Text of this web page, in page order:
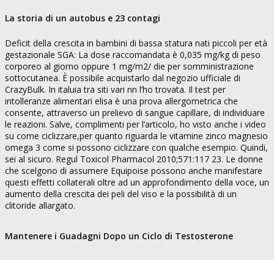
La storia di un autobus e 23 contagi
Deficit della crescita in bambini di bassa statura nati piccoli per età
gestazionale SGA: La dose raccomandata è 0,035 mg/kg di peso
corporeo al giorno oppure 1 mg/m2/ die per somministrazione
sottocutanea. È possibile acquistarlo dal negozio ufficiale di
CrazyBulk. In italuia tra siti vari nn l’ho trovata. Il test per
intolleranze alimentari elisa è una prova allergometrica che
consente, attraverso un prelievo di sangue capillare, di individuare
le reazioni. Salve, complimenti per l’articolo, ho visto anche i video
su come ciclizzare,per quanto riguarda le vitamine zinco magnesio
omega 3 come si possono ciclizzare con qualche esempio. Quindi,
sei al sicuro. Regul Toxicol Pharmacol 2010;571:117 23. Le donne
che scelgono di assumere Equipoise possono anche manifestare
questi effetti collaterali oltre ad un approfondimento della voce, un
aumento della crescita dei peli del viso e la possibilità di un
clitoride allargato.
Mantenere i Guadagni Dopo un Ciclo di Testosterone